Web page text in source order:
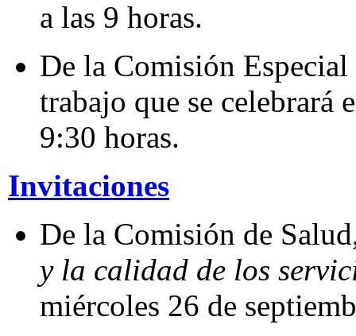
a las 9 horas.
De la Comisión
trabajo que se celebrará
9:30 horas.
Invitaciones
De la Comisión de
y la calidad de los
miércoles 26 de